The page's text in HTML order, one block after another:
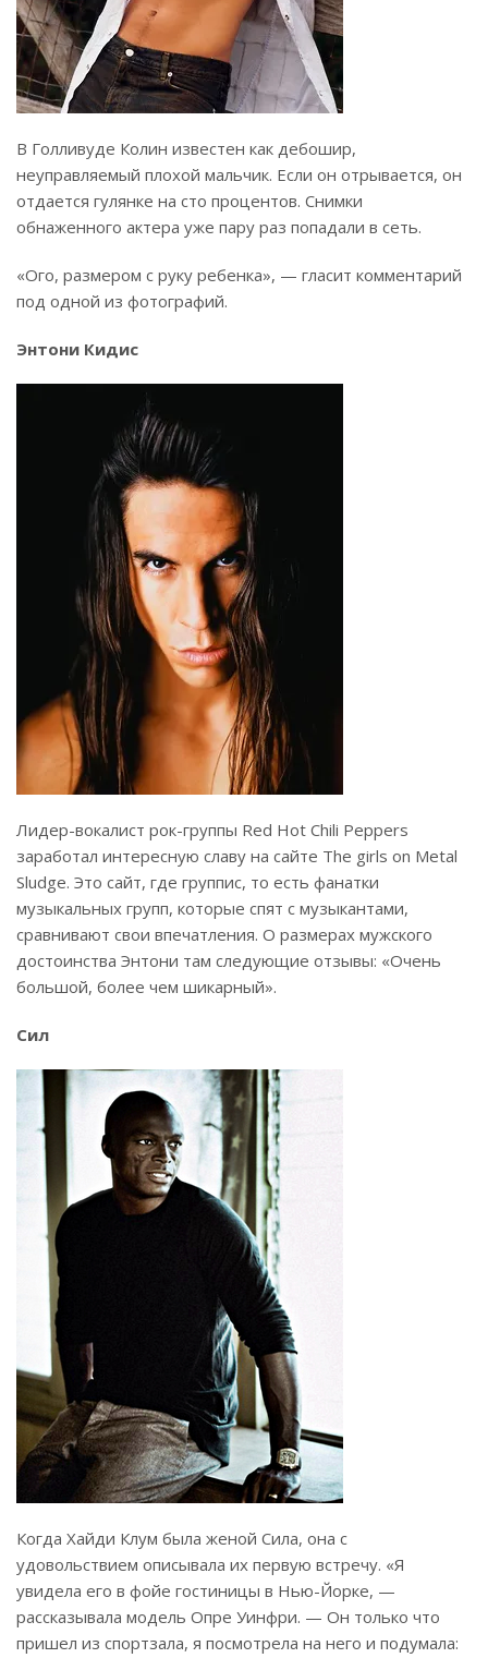
В Голливуде Колин известен как дебошир,
неуправляемый плохой мальчик. Если он отрывается, он
отдается гулянке на сто процентов. Снимки
обнаженного актера уже пару раз попадали в сеть.
«Ого, размером с руку ребенка», — гласит комментарий
под одной из фотографий.
Энтони Кидис
Лидер-вокалист рок-группы Red Hot Chili Peppers
заработал интересную славу на сайте The girls on Metal
Sludge. Это сайт, где группис, то есть фанатки
музыкальных групп, которые спят с музыкантами,
сравнивают свои впечатления. О размерах мужского
достоинства Энтони там следующие отзывы: «Очень
большой, более чем шикарный».
Сил
Когда Хайди Клум была женой Сила, она с
удовольствием описывала их первую встречу. «Я
увидела его в фойе гостиницы в Нью-Йорке, —
рассказывала модель Опре Уинфри. — Он только что
пришел из спортзала, я посмотрела на него и подумала: